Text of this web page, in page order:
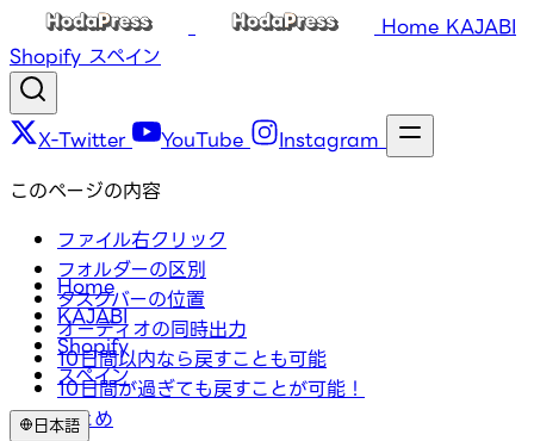
Home KAJABI
Shopify スペイン
X-Twitter YouTube Instagram
Home
KAJABI
Shopify
スペイン
日本語
このページの内容
ファイル右クリック
フォルダーの区別
タスクバーの位置
オーディオの同時出力
10日間以内なら戻すことも可能
10日間が過ぎても戻すことが可能！
まとめ